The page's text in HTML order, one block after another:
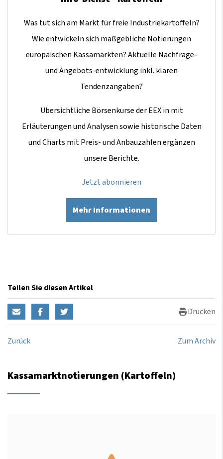
Was tut sich am Markt für freie Industriekartoffeln?
Wie entwickeln sich maßgebliche Notierungen
europäischen Kassamärkten? Aktuelle Nachfrage-
und Angebots-entwicklung inkl. klaren
Tendenzangaben?
Übersichtliche Börsenkurse der EEX in mit
Erläuterungen und Analysen sowie historische Daten
und Charts mit Preis- und Anbauzahlen ergänzen
unsere Berichte.
Jetzt abonnieren
Mehr Informationen
Teilen Sie diesen Artikel
Drucken
Zurück Zum Archiv
Kassamarktnotierungen (Kartoffeln)